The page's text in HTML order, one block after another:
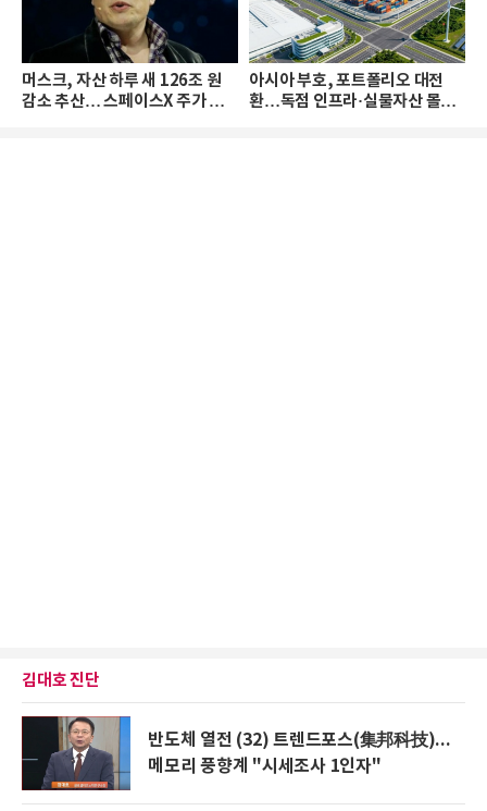
머스크, 자산 하루 새 126조 원
감소 추산… 스페이스X 주가 하
아시아 부호, 포트폴리오 대전
환…독점 인프라·실물자산 몰린
김대호 진단
반도체 열전 (32) 트렌드포스(集邦科技)...
메모리 풍향계 "시세조사 1인자"